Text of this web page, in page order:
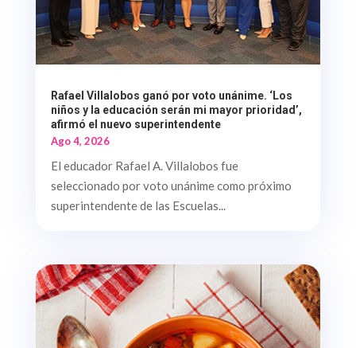
Rafael Villalobos ganó por voto unánime. ‘Los
niños y la educación serán mi mayor prioridad’,
afirmó el nuevo superintendente
Ago 4, 2026
El educador Rafael A. Villalobos fue
seleccionado por voto unánime como próximo
superintendente de las Escuelas...